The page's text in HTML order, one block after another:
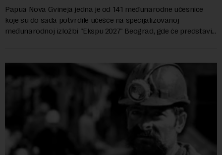
Papua Nova Gvineja jedna je od 141 međunarodne učesnice
koje su do sada potvrdile učešće na specijalizovanoj
međunarodnoj izložbi "Ekspu 2027" Beograd, gde će predstaviti